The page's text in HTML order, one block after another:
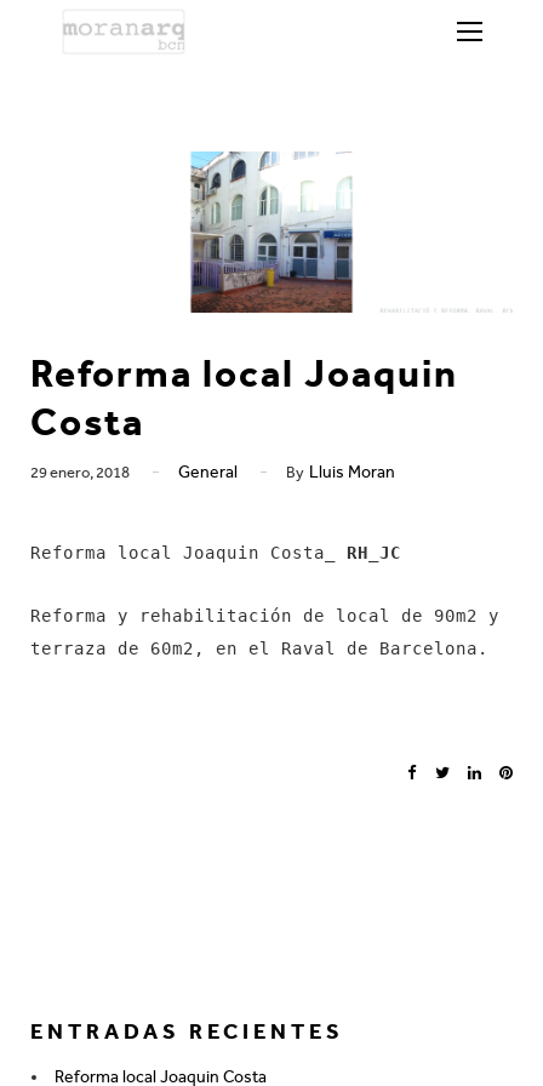
Reforma local Joaquin
Costa
29 enero, 2018 General By Lluis Moran
Reforma local Joaquin Costa_ RH_JC
Reforma y rehabilitación de local de 90m2 y
terraza de 60m2, en el Raval de Barcelona.
ENTRADAS RECIENTES
Reforma local Joaquin Costa